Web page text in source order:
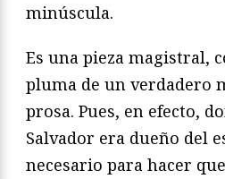
minúscula.
Es una pieza magistral,
pluma de un verdadero
prosa. Pues, en efecto,
Salvador era dueño del
necesario para hacer